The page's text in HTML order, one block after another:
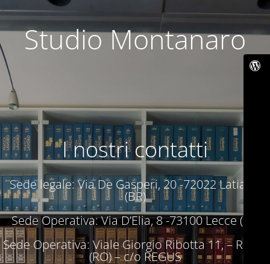
Studio Montanaro
I nostri contatti
Sede legale: Via De Gasperi, 20 -72022 Latiano
(BR)
Sede Operativa: Via D’Elia, 8 -73100 Lecce (LE)
Sede Operativa: Viale Giorgio Ribotta 11, – Roma
(RO) – c/o REGUS